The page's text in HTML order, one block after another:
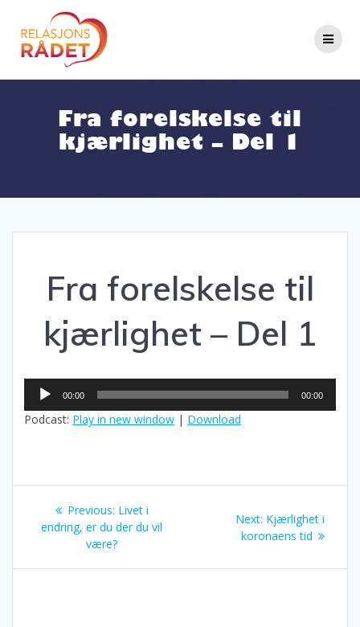
Fra forelskelse til
kjærlighet – Del 1
Fra forelskelse til
kjærlighet – Del 1
Lydavspiller
00:00 00:00
Podcast: Play in new window | Download
Previous: Livet i
endring, er du der du vil
være?
Next: Kjærlighet i
koronaens tid